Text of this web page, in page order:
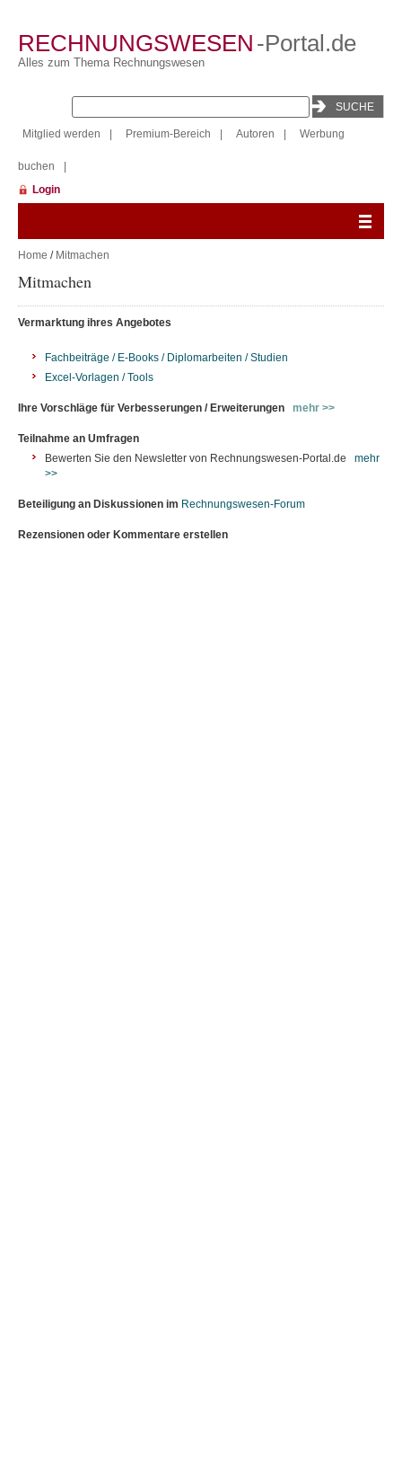
RECHNUNGSWESEN -Portal.de
Alles zum Thema Rechnungswesen
Mitglied werden Premium-Bereich Autoren Werbung
buchen
Login
Home / Mitmachen
Mitmachen
Vermarktung ihres Angebotes
Fachbeiträge / E-Books / Diplomarbeiten / Studien
Excel-Vorlagen / Tools
Ihre Vorschläge für Verbesserungen / Erweiterungen mehr >>
Teilnahme an Umfragen
Bewerten Sie den Newsletter von Rechnungswesen-Portal.de
mehr
>>
Beteiligung an Diskussionen im Rechnungswesen-Forum
Rezensionen oder Kommentare erstellen